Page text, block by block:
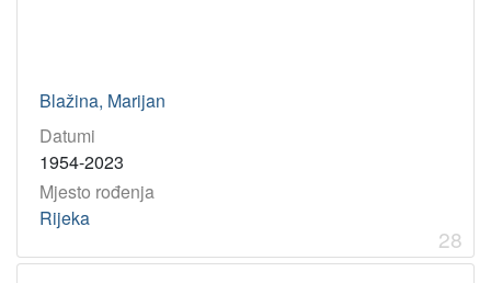
Blažina, Marijan
Datumi
1954-2023
Mjesto rođenja
Rijeka
28